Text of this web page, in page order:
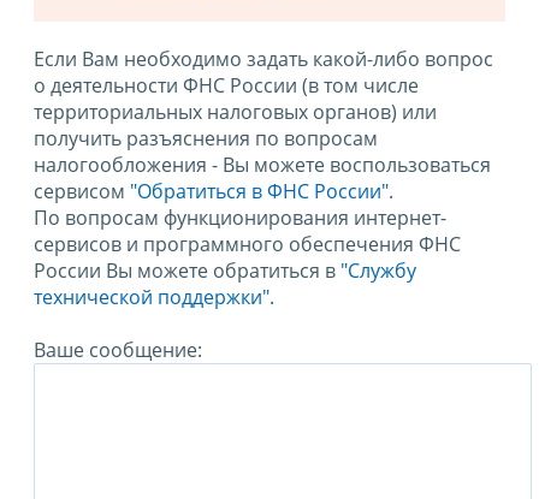
Если Вам необходимо задать какой-либо вопрос
о деятельности ФНС России (в том числе
территориальных налоговых органов) или
получить разъяснения по вопросам
налогообложения - Вы можете воспользоваться
сервисом "Обратиться в ФНС России".
По вопросам функционирования интернет-
сервисов и программного обеспечения ФНС
России Вы можете обратиться в "Службу
технической поддержки".
Ваше сообщение: